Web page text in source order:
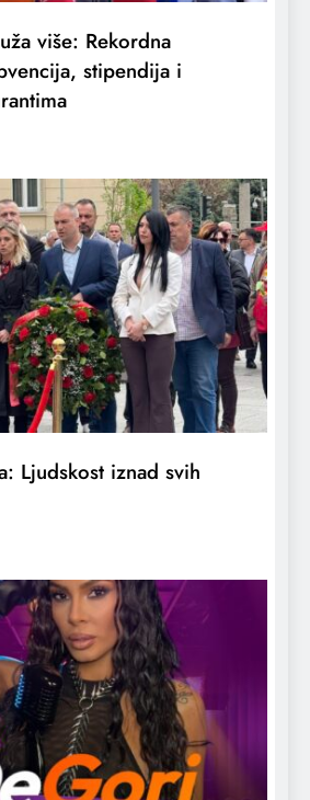
više: Rekordna
stipendija i
Ljudskost iznad svih